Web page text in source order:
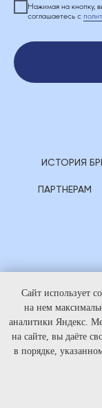
Нажимая на кнопку,
соглашаетесь c
ИСТОРИЯ
ПАРТНЕРАМ
Сайт использует
на нем
аналитики Яндекс.
на сайте, вы даёте
в порядке,